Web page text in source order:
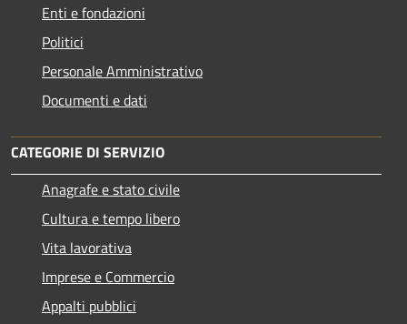
Enti e fondazioni
Politici
Personale Amministrativo
Documenti e dati
CATEGORIE DI SERVIZIO
Anagrafe e stato civile
Cultura e tempo libero
Vita lavorativa
Imprese e Commercio
Appalti pubblici